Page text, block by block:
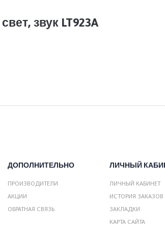
звук LT923A
ДОПОЛНИТЕЛЬНО
ПРОИЗВОДИТЕЛИ
АКЦИИ
ОБРАТНАЯ СВЯЗЬ
ЛИЧНЫЙ
ЛИЧНЫЙ КАБИНЕТ
ИСТОРИЯ ЗАКАЗОВ
ЗАКЛАДКИ
КАРТА САЙТА